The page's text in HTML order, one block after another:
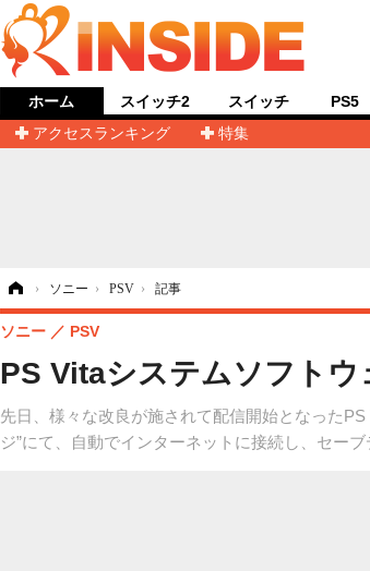
ホーム
アクセスランキング
特集
スイッチ2 スイッチ PS5
› ソニー › PSV › 記事
PS Vitaシステムソフトウ
先日、様々な改良が施されて配信開始となった
ジ”にて、自動でインターネットに接続し、セー
ソニー PSV